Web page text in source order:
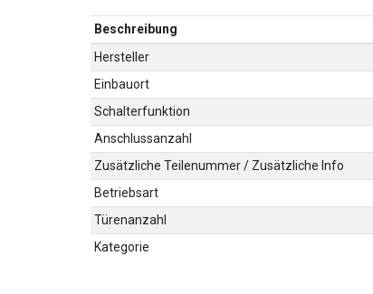
Beschreibung
Hersteller
Einbauort
Schalterfunktion
Anschlussanzahl
Zusätzliche Teilenummer / Zusätzliche Info
Betriebsart
Türenanzahl
Kategorie